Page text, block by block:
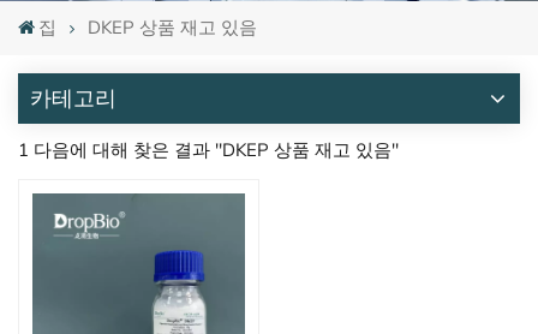
집 DKEP 상품 재고 있음
카테고리
1 다음에 대해 찾은 결과 "DKEP 상품 재고 있음"